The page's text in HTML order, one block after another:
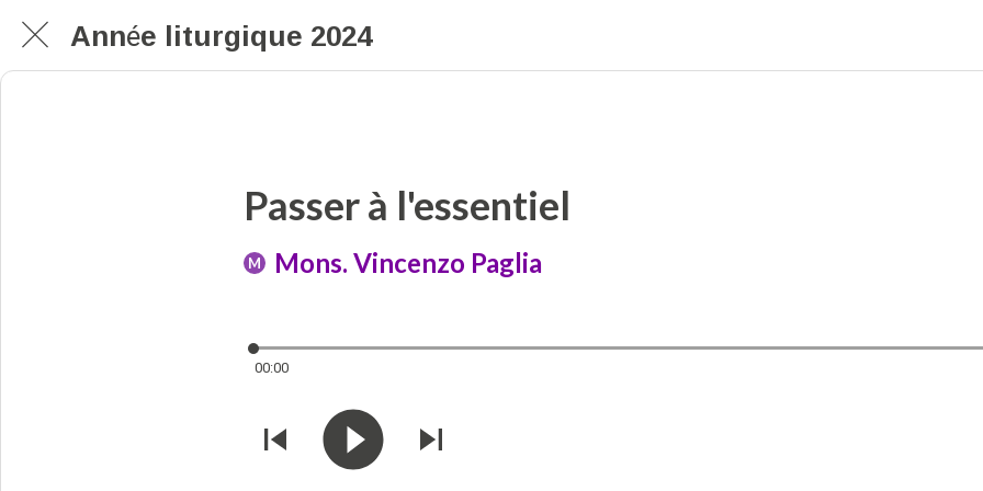
Année liturgique 2024
Passer à l'essentiel
M Mons. Vincenzo Paglia
00:00